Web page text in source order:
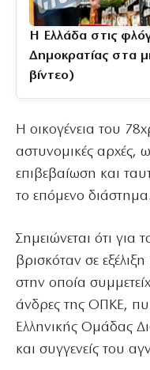
Η Ελλάδα στις
Δημοκρατίας στα
βίντεο)
Η οικογένεια του
αστυνομικές αρχές,
επιβεβαίωση και
το επόμενο διάστημα.
Σημειώνεται ότι για
βρισκόταν σε
στην οποία
άνδρες της ΟΠΚΕ,
Ελληνικής Ομάδας
και συγγενείς του